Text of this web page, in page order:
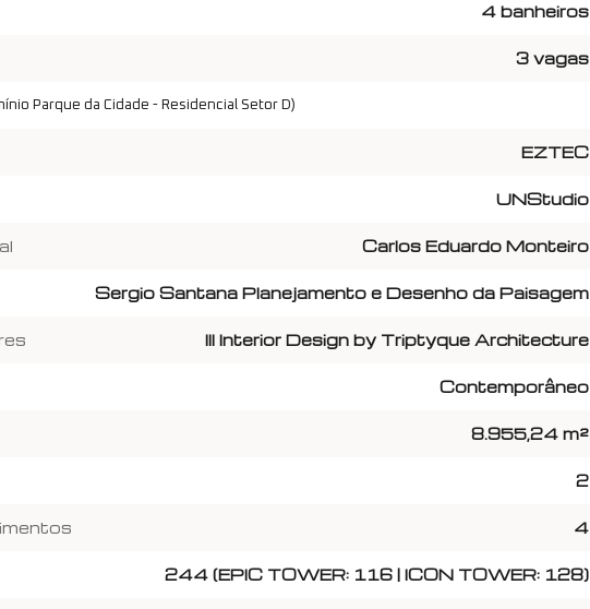
4 banheiros
3 vagas
Parque da Cidade - Residencial Setor D)
EZTEC
UNStudio
Carlos Eduardo Monteiro
Sergio Santana Planejamento e Desenho da Paisagem
III Interior Design by Triptyque Architecture
Contemporâneo
8.955,24 m²
2
4
244 (EPIC TOWER: 116 | ICON TOWER: 128)